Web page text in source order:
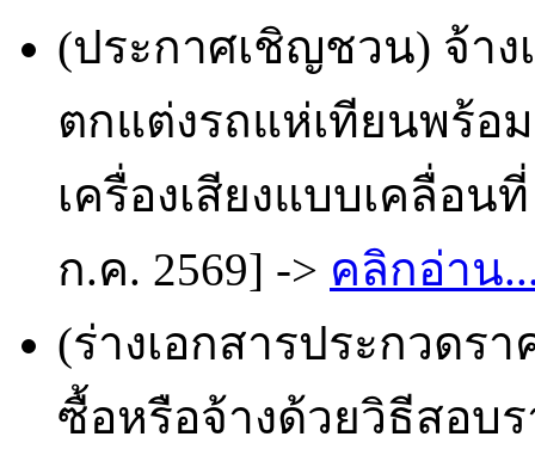
(ประกาศเชิญชวน) จ้า
ตกแต่งรถแห่เทียนพร้อ
เครื่องเสียงแบบเคลื่อน
ก.ค. 2569] -> คลิกอ่าน
(ร่างเอกสารประกวดรา
ซื้อหรือจ้างด้วยวิธีสอบ